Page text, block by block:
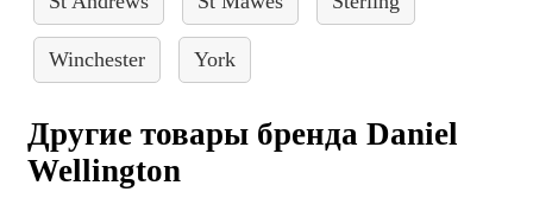
Winchester York
Другие товары бренда Daniel
Wellington